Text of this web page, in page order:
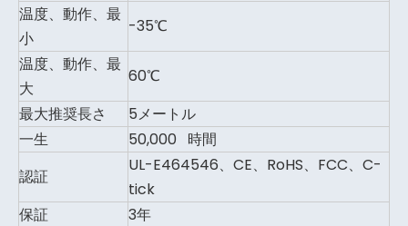
温度、動作、最
小
-35℃
温度、動作、最
大
60℃
最大推奨長さ
5メートル
一生
50,000 時間
認証
UL-E464546、CE、RoHS、FCC、C-
tick
保証
3年